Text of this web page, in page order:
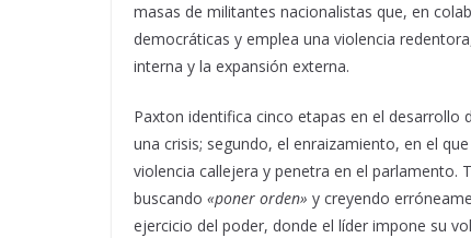
masas de militantes nacionalistas que, en
democráticas y emplea una violencia
interna y la expansión externa.
Paxton identifica cinco etapas en el
una crisis; segundo, el enraizamiento, en el
violencia callejera y penetra en el parlamento.
buscando «poner orden» y creyendo
ejercicio del poder, donde el líder impone su